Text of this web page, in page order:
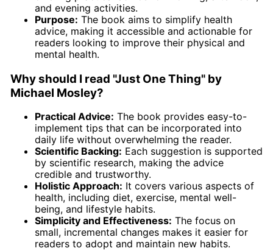
and evening activities.
Purpose: The book aims to simplify health
advice, making it accessible and actionable for
readers looking to improve their physical and
mental health.
Why should I read "Just One Thing" by
Michael Mosley?
Practical Advice: The book provides easy-to-
implement tips that can be incorporated into
daily life without overwhelming the reader.
Scientific Backing: Each suggestion is supported
by scientific research, making the advice
credible and trustworthy.
Holistic Approach: It covers various aspects of
health, including diet, exercise, mental well-
being, and lifestyle habits.
Simplicity and Effectiveness: The focus on
small, incremental changes makes it easier for
readers to adopt and maintain new habits.